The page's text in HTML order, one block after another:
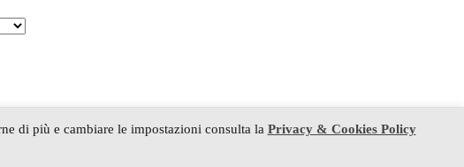
di più e cambiare le impostazioni consulta la Privacy & Cookies Policy